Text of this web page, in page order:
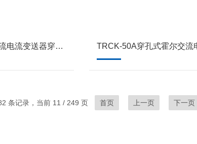
TRCK-100A交流电流变送器穿孔单相传感器
条记录，当前 11 / 249 页 首页 上一页 下一页